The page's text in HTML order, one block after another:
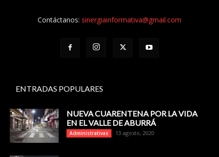
Contáctanos: sinergiainformativa@gmail.com
ENTRADAS POPULARES
NUEVA CUARENTENA POR LA VIDA
EN EL VALLE DE ABURRÁ
Administrativas 13 agosto, 2020